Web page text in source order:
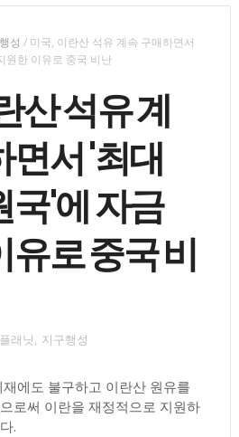
성 / 미국, 이란산 석유 계속 구매하면서
원한 이유로 중국 비난
산 석유 계
면서 '최대
국'에 자금
유로 중국 비
래닛, 지구행성
에도 불구하고 이란산 원유를
로써 이란을 재정적으로 지원하
.